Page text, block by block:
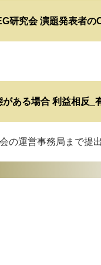
研究会 演題発表者の
がある場合 利益相反_
運営事務局まで提出